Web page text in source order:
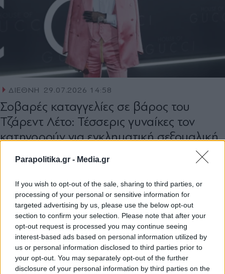
Parapolitika.gr - Media.gr
If you wish to opt-out of the sale, sharing to third parties, or
processing of your personal or sensitive information for
targeted advertising by us, please use the below opt-out
section to confirm your selection. Please note that after your
opt-out request is processed you may continue seeing
interest-based ads based on personal information utilized by
us or personal information disclosed to third parties prior to
your opt-out. You may separately opt-out of the further
disclosure of your personal information by third parties on the
ΔΙΕΘΝΗ 29.07.2026 14:58
Σοβαρές καταγγελίες σε βάρος του
Τζάρεντ Λέτο: Τέσσερις γυναίκες τον
κατηγορούν για εγκληματική σεξουαλική